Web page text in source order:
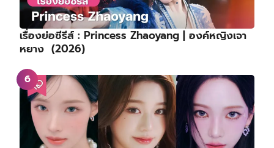
เรื่องย่อซีรีส์ : Princess Zhaoyang | องค์หญิงเจา
หยาง (2026)